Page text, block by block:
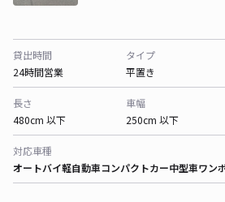
貸出時間
24時間営業
タイプ
平置き
長さ
480cm 以下
車幅
250cm 以下
対応車種
オートバイ軽自動車コンパクトカー中型車ワン